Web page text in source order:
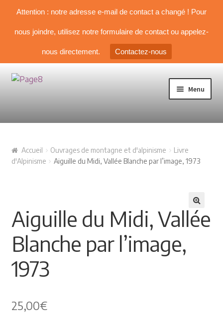
Attention : notre adresse e-mail de contact a changé ! Pour
nous joindre, utilisez notre formulaire de contact ou appelez-
nous directement. Contactez-nous
Aller à la navigation
Aller au contenu
Menu
NOS SÉLECTIONS
Guides & topos
Himalayisme
Nature Pêche Chasse
Accueil Ouvrages de montagne et d'alpinisme
Livre
d'Alpinisme
Aiguille du Midi, Vallée Blanche par l’image, 1973
🔍
Aiguille du Midi, Vallée
Blanche par l’image,
1973
25,00€